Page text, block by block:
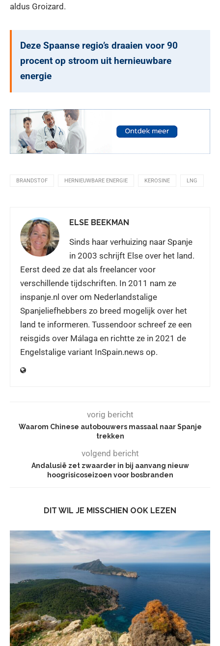
aldus Groizard.
Deze Spaanse regio’s draaien voor 90
procent op stroom uit hernieuwbare
energie
BRANDSTOF HERNIEUWBARE ENERGIE KEROSINE LNG
ELSE BEEKMAN
Sinds haar verhuizing naar Spanje
in 2003 schrijft Else over het land.
Eerst deed ze dat als freelancer voor
verschillende tijdschriften. In 2011 nam ze
inspanje.nl over om Nederlandstalige
Spanjeliefhebbers zo breed mogelijk over het
land te informeren. Tussendoor schreef ze een
reisgids over Málaga en richtte ze in 2021 de
Engelstalige variant InSpain.news op.
vorig bericht
Waarom Chinese autobouwers massaal naar Spanje
trekken
volgend bericht
Andalusië zet zwaarder in bij aanvang nieuw
hoogrisicoseizoen voor bosbranden
DIT WIL JE MISSCHIEN OOK LEZEN